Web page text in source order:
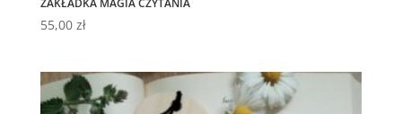
ZAKŁADKA MAGIA CZYTANIA
55,00 zł